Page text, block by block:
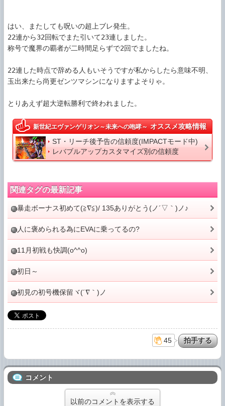
はい、またしても呪いの超上ブレ発生。
22連から32回転でまた引いて23連しました。
称号で魔界の覇者が二時間足らずで2回でましたね。
22連した時点で辞める人もいそうですが私からしたら意味不明、
玉出来たら尚更ゼンツマシンになりますよそりゃ。
新世紀エヴァンゲリオン～未来への咆哮～ オススメ攻略情報
ST・リーチ後予告の信頼度(IMPACTモード中)
レバブルアップカスタマイズ別の信頼度
関連タグの最新記事
暴走ボーナス初めて(≧∇≦)/ 135ありがとう(ノ´▽｀)ノ♪
人に褒められる為にEVAに乗ってるの?
11月初戦も快調(o^^o)
初日～
初見の初号機保留ヾ(´∇｀)ノ
45
コメント
以前のコメントを表示する